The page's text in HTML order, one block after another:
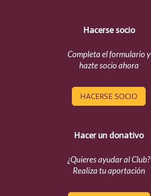
Hacerse socio
Completa el formulario y
hazte socio ahora
HACERSE SOCIO
Hacer un donativo
¿Quieres ayudar al Club?
Realiza tu aportación